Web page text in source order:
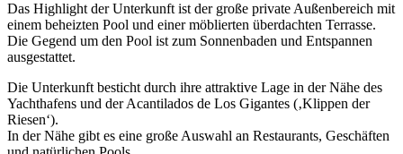
Das Highlight der Unterkunft ist der große private Außenbereich mit
einem beheizten Pool und einer möblierten überdachten Terrasse.
Die Gegend um den Pool ist zum Sonnenbaden und Entspannen
ausgestattet.
Die Unterkunft besticht durch ihre attraktive Lage in der Nähe des
Yachthafens und der Acantilados de Los Gigantes (‚Klippen der
Riesen‘).
In der Nähe gibt es eine große Auswahl an Restaurants, Geschäften